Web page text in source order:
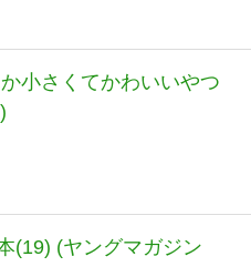
小さくてかわいいやつ
(19) (ヤングマガジン